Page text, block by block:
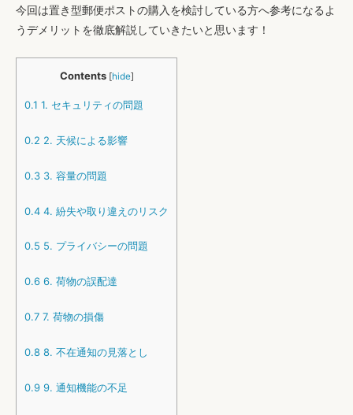
今回は置き型郵便ポストの購入を検討している方へ参考になるよ
うデメリットを徹底解説していきたいと思います！
Contents [hide]
0.1 1. セキュリティの問題
0.2 2. 天候による影響
0.3 3. 容量の問題
0.4 4. 紛失や取り違えのリスク
0.5 5. プライバシーの問題
0.6 6. 荷物の誤配達
0.7 7. 荷物の損傷
0.8 8. 不在通知の見落とし
0.9 9. 通知機能の不足